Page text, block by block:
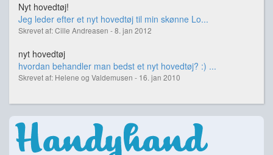
Nyt hovedtøj!
Jeg leder efter et nyt hovedtøj til min skønne Lo...
Skrevet af: Cille Andreasen - 8. jan 2012
nyt hovedtøj
hvordan behandler man bedst et nyt hovedtøj? :) ...
Skrevet af: Helene og Valdemusen - 16. jan 2010